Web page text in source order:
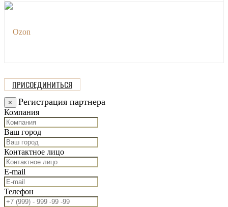
ПРИСОЕДИНИТЬСЯ
× Регистрация партнера
Компания
Ваш город
Контактное лицо
E-mail
Телефон